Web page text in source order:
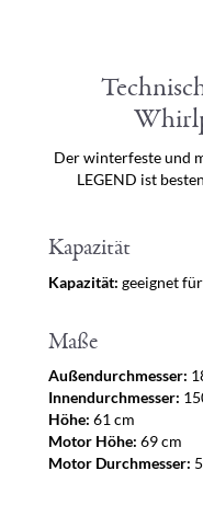
Der winterfeste und
LEGEND ist
Kapazität
Kapazität: geeignet
Maße
Außendurchmesser:
Innendurchmesser:
Höhe: 61 cm
Motor Höhe: 69 cm
Motor Durchmesser: